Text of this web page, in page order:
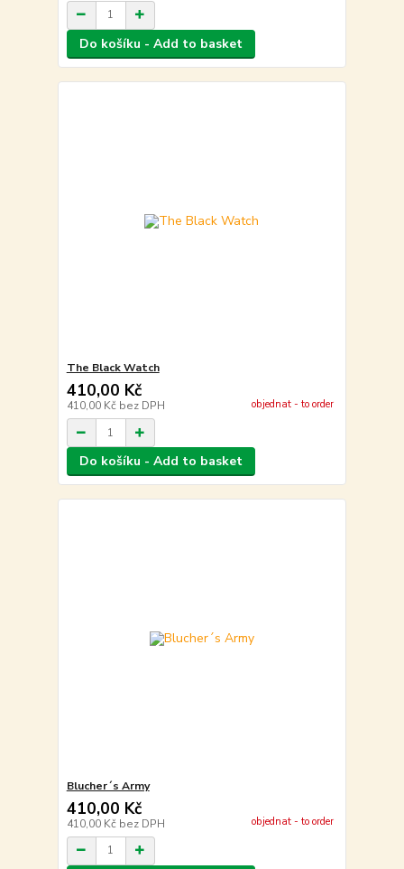
Do košíku - Add to basket
The Black Watch
410,00 Kč
410,00 Kč bez DPH objednat - to order
Do košíku - Add to basket
Blucher´s Army
410,00 Kč
410,00 Kč bez DPH objednat - to order